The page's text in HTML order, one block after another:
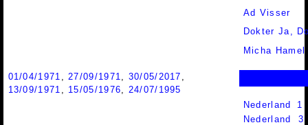
Ad Visser
Dokter Ja,
Micha Hamel
01/04/1971 ,27/09/1971, 30/05/2017 ,
13/09/1971 , 15/05/1976, 24/07/1995
Nederland 1
Nederland